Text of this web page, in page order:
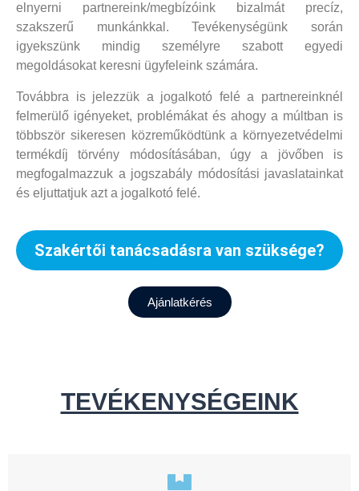
elnyerni partnereink/megbízóink bizalmát precíz,
szakszerű munkánkkal. Tevékenységünk során
igyekszünk mindig személyre szabott egyedi
megoldásokat keresni ügyfeleink számára.
Továbbra is jelezzük a jogalkotó felé a partnereinknél
felmerülő igényeket, problémákat és ahogy a múltban is
többször sikeresen közreműködtünk a környezetvédelmi
termékdíj törvény módosításában, úgy a jövőben is
megfogalmazzuk a jogszabály módosítási javaslatainkat
és eljuttatjuk azt a jogalkotó felé.
Szakértői tanácsadásra van szüksége?
Ajánlatkérés
TEVÉKENYSÉGEINK